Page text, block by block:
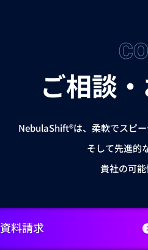
ご相談
NebulaShift®は、 柔軟でスピ
そして先進的
貴社の可能
資料請求